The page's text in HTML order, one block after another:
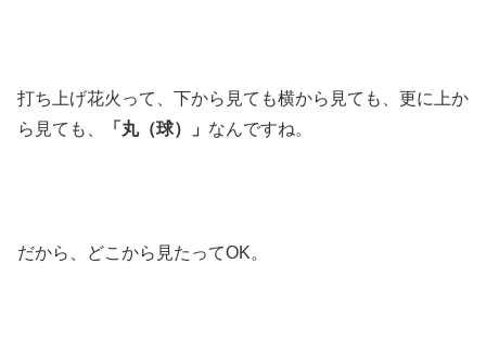
打ち上げ花火って、下から見ても横から見ても、更に上か
ら見ても、
「丸（球）」 なんですね。
だから、どこから見たってOK。